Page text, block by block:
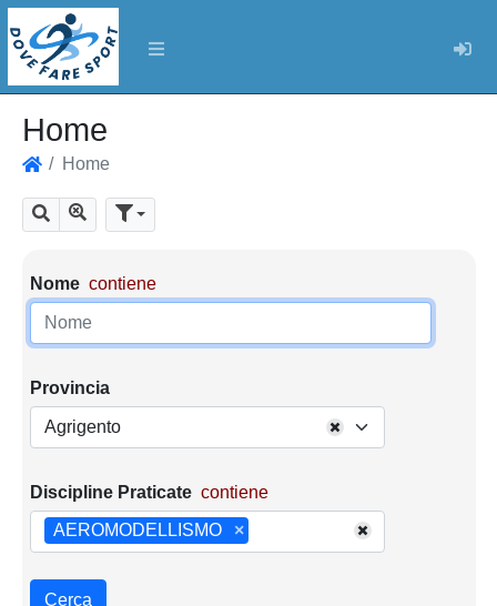
Home
Home
Cerca Mostra tutti i risultati
Parametri di ricerca
Nome contiene
Provincia
Agrigento
Discipline Praticate contiene
×
AEROMODELLISMO
Cerca